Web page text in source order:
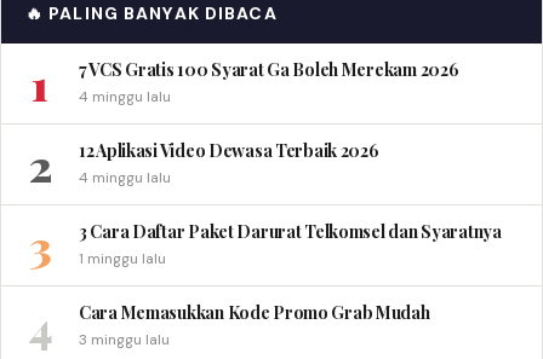
🔥 PALING BANYAK DIBACA
1 7 VCS Gratis 100 Syarat Ga Boleh Merekam 2026
4 minggu lalu
2 12 Aplikasi Video Dewasa Terbaik 2026
4 minggu lalu
3 3 Cara Daftar Paket Darurat Telkomsel dan Syaratnya
1 minggu lalu
4 Cara Memasukkan Kode Promo Grab Mudah
3 minggu lalu